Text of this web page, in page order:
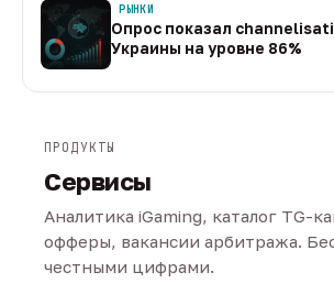
РЫНКИ
Опрос показал
Украины на уровне 86%
ПРОДУКТЫ
Сервисы
Аналитика iGaming, каталог TG-
офферы, вакансии арбитража.
честными цифрами.